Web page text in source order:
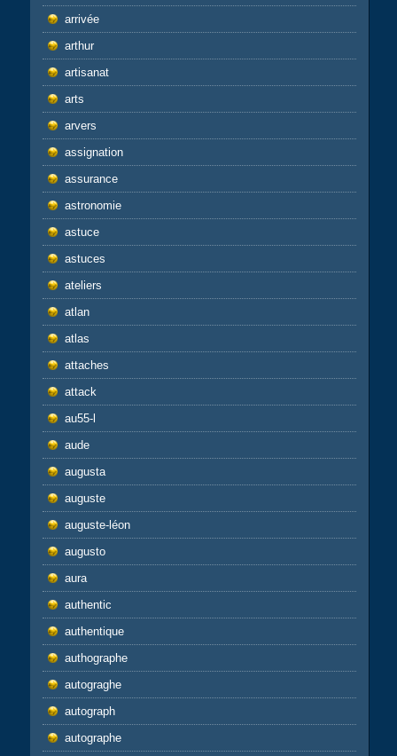
arrivée
arthur
artisanat
arts
arvers
assignation
assurance
astronomie
astuce
astuces
ateliers
atlan
atlas
attaches
attack
au55-l
aude
augusta
auguste
auguste-léon
augusto
aura
authentic
authentique
authographe
autograghe
autograph
autographe